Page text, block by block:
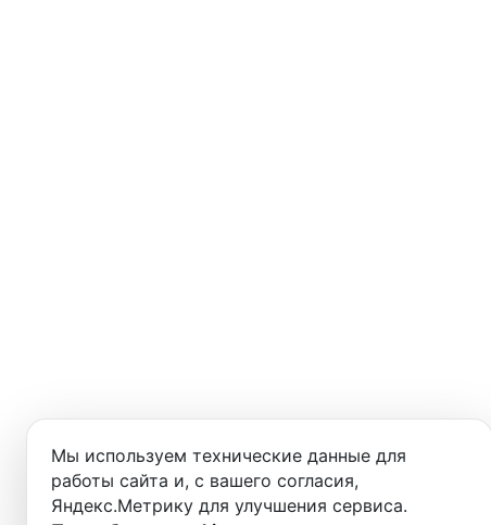
Мы используем технические данные для
работы сайта и, с вашего согласия,
Яндекс.Метрику для улучшения сервиса.